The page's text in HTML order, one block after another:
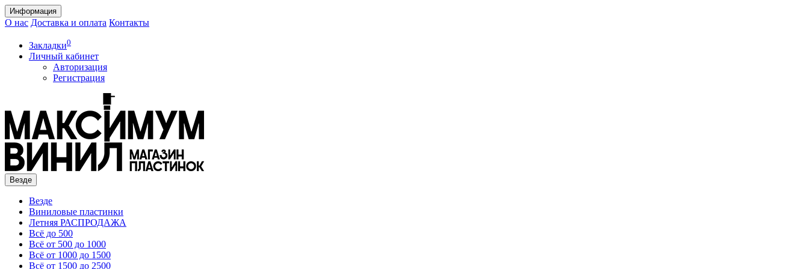
Информация
О нас Доставка и оплата Контакты
Закладки0
Личный кабинет
Авторизация
Регистрация
Везде
Везде
Виниловые пластинки
Летняя РАСПРОДАЖА
Всё до 500
Всё от 500 до 1000
Всё от 1000 до 1500
Всё от 1500 до 2500